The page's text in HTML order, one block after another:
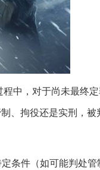
中，对于尚未最终
、拘役还是实刑，
条件（如可能判处